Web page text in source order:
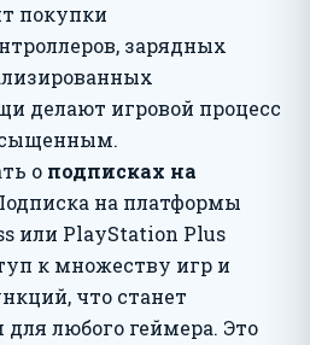
покупки
зарядных
делают игровой процесс
о подписках на
на платформы
или PlayStation Plus
к множеству игр и
что станет
любого геймера. Это